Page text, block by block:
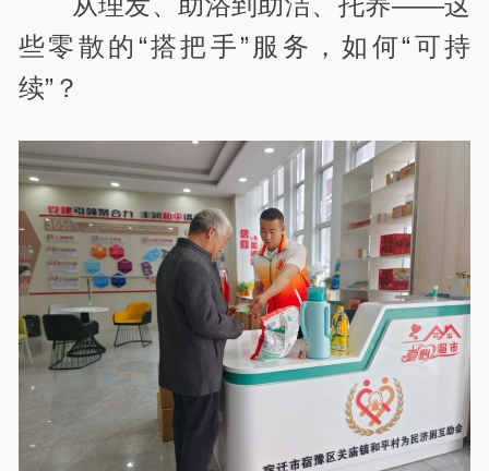
些零散的“搭把手”服务，如何“可持
续”？